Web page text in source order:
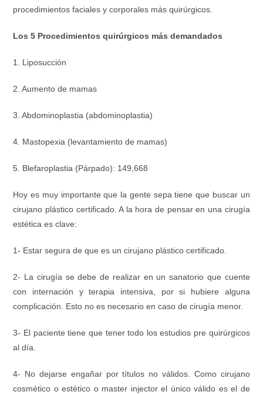
procedimientos faciales y corporales más quirúrgicos.
Los 5 Procedimientos quirúrgicos más demandados
1. Liposucción
2. Aumento de mamas
3. Abdominoplastia (abdominoplastia)
4. Mastopexia (levantamiento de mamas)
5. Blefaroplastia (Párpado): 149,668
Hoy es muy importante que la gente sepa tiene que buscar un
cirujano plástico certificado. A la hora de pensar en una cirugía
estética es clave:
1- Estar segura de que es un cirujano plástico certificado.
2- La cirugía se debe de realizar en un sanatorio que cuente
con internación y terapia intensiva, por si hubiere alguna
complicación. Esto no es necesario en caso de cirugía menor.
3- El paciente tiene que tener todo los estudios pre quirúrgicos
al día.
4- No dejarse engañar por títulos no válidos. Como cirujano
cosmético o estético o master injector el único válido es el de